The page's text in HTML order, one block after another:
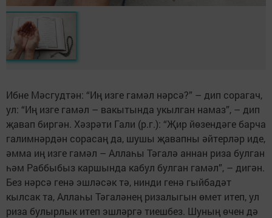
Ибне Мәсгудтән: “Иң изге гамәл нәрсә?” – дип сорагач,
ул: “Иң изге гамәл – вакытында укылган намаз”, – дип
җавап биргән. Хәзрәти Гали (р.г.): “Җир йөзендәге барча
галимнәрдән сорасаң да, шушы җавапны әйтерләр иде,
әмма иң изге гамәл – Аллаһы Тәгалә аннан риза булган
һәм Раббыбыз каршында кабул булган гамәл”, – дигән.
Без нәрсә генә эшләсәк тә, нинди генә гыйбадәт
кылсак та, Аллаһы Тәгаләнең ризалыгын өмет итеп, ул
риза булырлык итеп эшләргә тиешбез. Шуның өчен дә